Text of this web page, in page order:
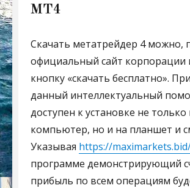
MT4
Скачать метатрейдер 4 можно,
официальный сайт корпорации
кнопку «скачать бесплатно».
данный интеллектуальный
доступен к установке не только
компьютер, но и на планшет и
Указывая https://
программе демонстрирующий
прибыль по всем операциям